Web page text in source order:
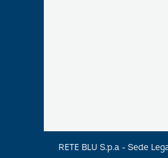
RETE BLU S.p.a - Sede